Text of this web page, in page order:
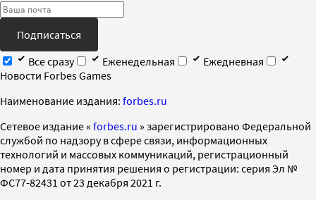
Подписаться
Все сразу
Еженедельная
Ежедневная
Новости Forbes Games
Наименование издания: forbes.ru
Cетевое издание « forbes.ru » зарегистрировано Федеральной
службой по надзору в сфере связи, информационных
технологий и массовых коммуникаций, регистрационный
номер и дата принятия решения о регистрации: серия Эл №
ФС77-82431 от 23 декабря 2021 г.